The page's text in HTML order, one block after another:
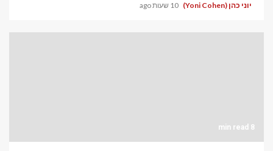
יוני כהן (Yoni Cohen) 10 שעות ago
8 min read